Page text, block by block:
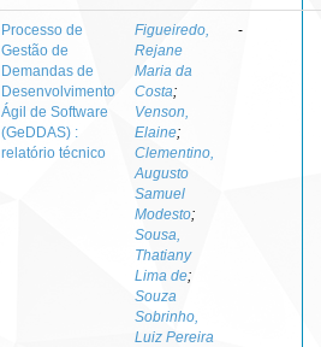
Processo de
Gestão de
Demandas de
Desenvolvimento
Ágil de Software
(GeDDAS) :
relatório técnico
Figueiredo,
Rejane
Maria da
Costa;
Venson,
Elaine;
Clementino,
Augusto
Samuel
Modesto;
Sousa,
Thatiany
Lima de;
Souza
Sobrinho,
Luiz Pereira
-